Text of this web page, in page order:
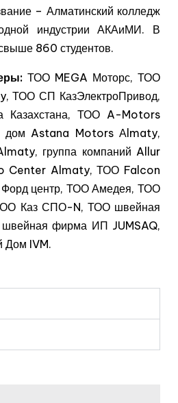
– Алматинский колледж
индустрии АКАиМИ. В
860 студентов.
ТОО MEGA Моторс, ТОО
ТОО СП КазЭлектроПривод,
Казахстана, ТОО A-Motors
дом Astana Motors Аlmaty,
группа компаний Allur
Center Almaty, ТОО Falcon
центр, ТОО Амедея, ТОО
Каз СПО-N, ТОО швейная
фирма ИП JUMSAQ,
Дом IVM.